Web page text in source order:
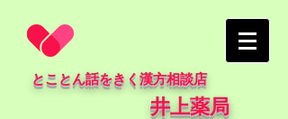
とことん話をきく漢方相談店
井上薬局